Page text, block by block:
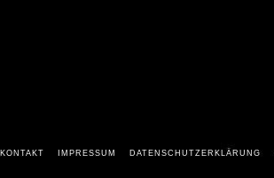
KONTAKT IMPRESSUM DATENSCHUTZERKLÄRUNG